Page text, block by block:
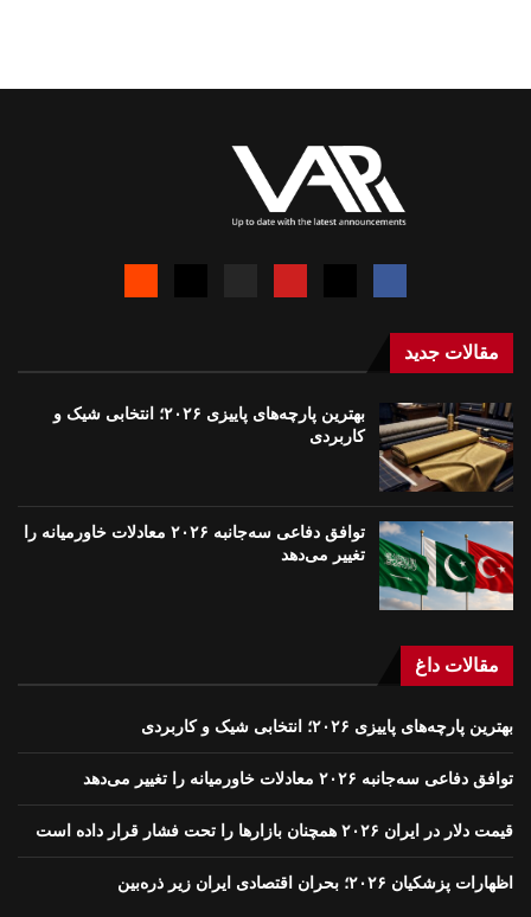
مقالات جدید
بهترین پارچه‌های پاییزی ۲۰۲۶؛ انتخابی شیک و
کاربردی
توافق دفاعی سه‌جانبه ۲۰۲۶ معادلات خاورمیانه را
تغییر می‌دهد
مقالات داغ
بهترین پارچه‌های پاییزی ۲۰۲۶؛ انتخابی شیک و کاربردی
توافق دفاعی سه‌جانبه ۲۰۲۶ معادلات خاورمیانه را تغییر می‌دهد
قیمت دلار در ایران ۲۰۲۶ همچنان بازارها را تحت فشار قرار داده است
اظهارات پزشکیان ۲۰۲۶؛ بحران اقتصادی ایران زیر ذره‌بین